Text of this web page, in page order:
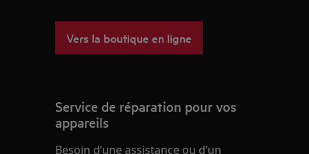
Vers la boutique en ligne
Service de réparation pour vos
appareils
Besoin d’une assistance ou d’un